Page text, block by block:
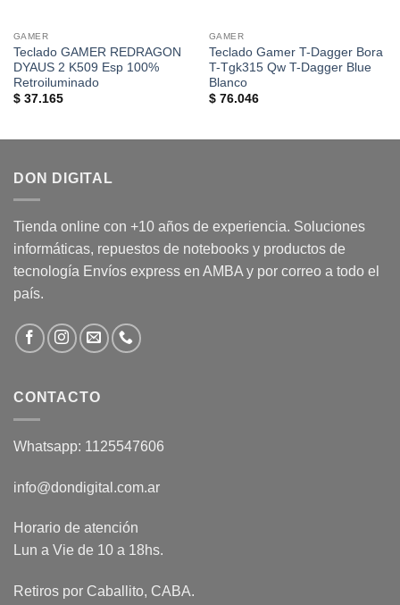
GAMER
Teclado GAMER REDRAGON
DYAUS 2 K509 Esp 100%
Retroiluminado
$37.165
GAMER
Teclado Gamer T-Dagger Bora
T-Tgk315 Qw T-Dagger Blue
Blanco
$76.046
DON DIGITAL
Tienda online con +10 años de experiencia. Soluciones
informáticas, repuestos de notebooks y productos de
tecnología Envíos express en AMBA y por correo a todo el
país.
CONTACTO
Whatsapp: 1125547606
info@dondigital.com.ar
Horario de atención
Lun a Vie de 10 a 18hs.
Retiros por Caballito, CABA.